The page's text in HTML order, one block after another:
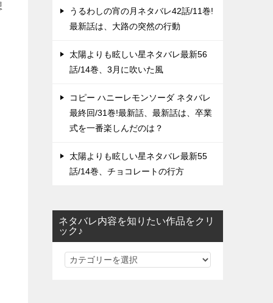
うるわしの宵の月ネタバレ42話/11巻!
最新話は、大路の突然の行動
太陽よりも眩しい星ネタバレ最新56
話/14巻、3月に吹いた風
コピー ハニーレモンソーダ ネタバレ
最終回/31巻!最新話、最新話は、卒業
式を一番楽しんだのは？
太陽よりも眩しい星ネタバレ最新55
話/14巻、チョコレートの行方
ネタバレ内容を知りたい作品をクリ
ック♪
ネ